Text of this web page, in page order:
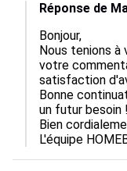
Réponse de
Bonjour,
Nous tenions à
votre
satisfaction
Bonne
un futur besoin !
Bien
L'équipe